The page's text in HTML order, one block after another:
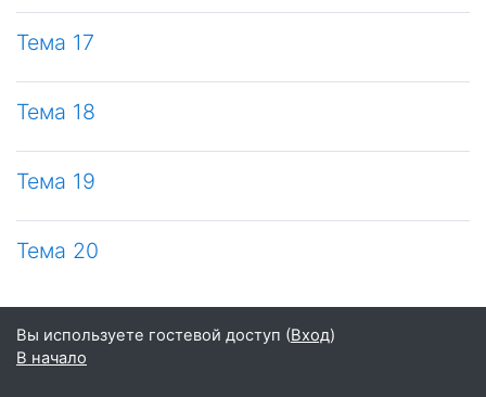
Тема 17
Тема 18
Тема 19
Тема 20
Вы используете гостевой доступ (Вход)
В начало